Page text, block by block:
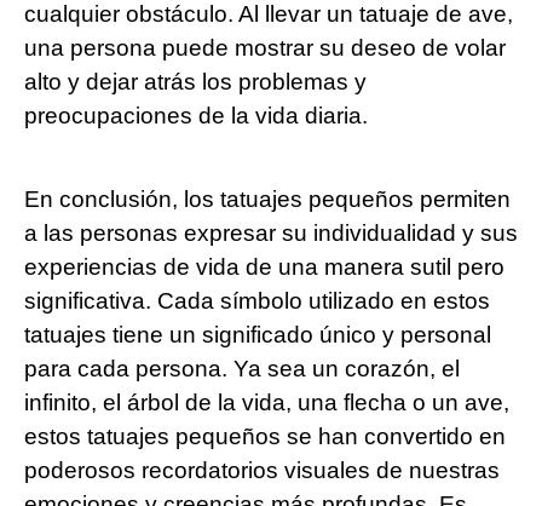
cualquier obstáculo. Al llevar un tatuaje de ave,
una persona puede mostrar su deseo de volar
alto y dejar atrás los problemas y
preocupaciones de la vida diaria.
En conclusión, los tatuajes pequeños permiten
a las personas expresar su individualidad y sus
experiencias de vida de una manera sutil pero
significativa. Cada símbolo utilizado en estos
tatuajes tiene un significado único y personal
para cada persona. Ya sea un corazón, el
infinito, el árbol de la vida, una flecha o un ave,
estos tatuajes pequeños se han convertido en
poderosos recordatorios visuales de nuestras